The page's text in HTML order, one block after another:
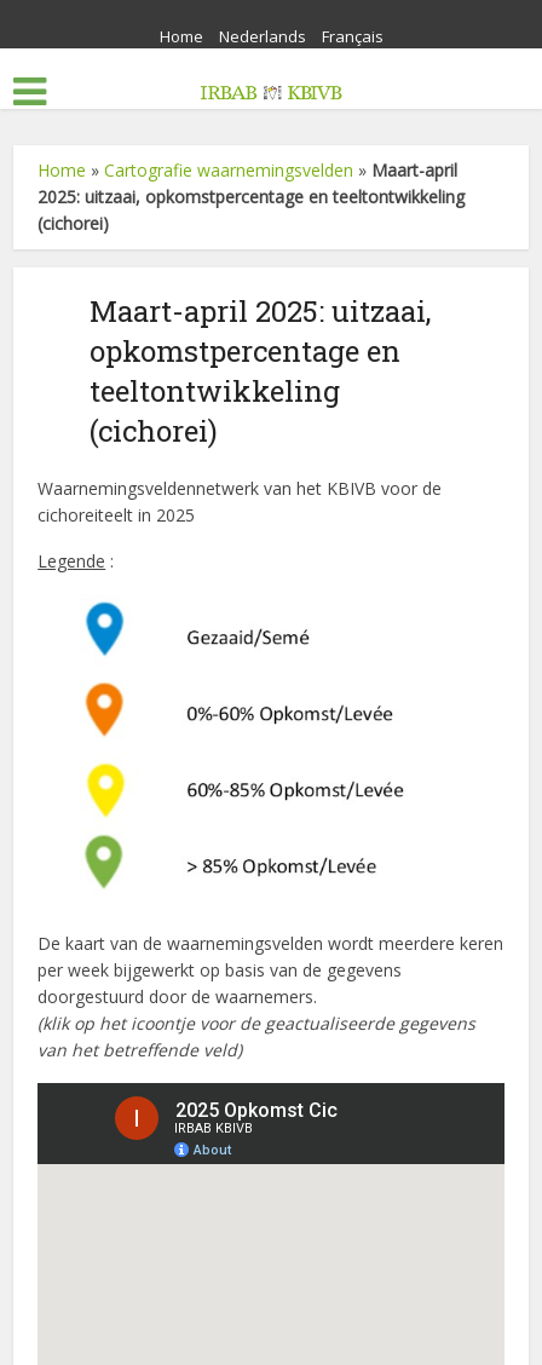
Home Nederlands Français
Home »Cartografie waarnemingsvelden » Maart-april
2025: uitzaai, opkomstpercentage en teeltontwikkeling
(cichorei)
Maart-april 2025: uitzaai,
opkomstpercentage en
teeltontwikkeling
(cichorei)
Waarnemingsveldennetwerk van het KBIVB voor de
cichoreiteelt in 2025
Legende :
De kaart van de waarnemingsvelden wordt meerdere keren
per week bijgewerkt op basis van de gegevens
doorgestuurd door de waarnemers.
(klik op het icoontje voor de geactualiseerde gegevens
van het betreffende veld)